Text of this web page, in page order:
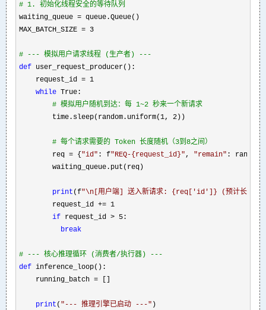
# 1. 初始化线程安全的等待队列
waiting_queue = queue.Queue()
MAX_BATCH_SIZE = 3
# --- 模拟用户请求线程 (生产者) ---
def user_request_producer():
    request_id
= 1
while True:
# 模拟用户随机到达：每 1~2 秒来一个新请求
        time.sleep(random.uniform(1, 2
))
# 每个请求需要的 Token 长度随机（3到8之间）
        req = {
"id" : f"REQ-{request_id}", "remain" :
        waiting_queue.put(req)
print (f"\n[用户端] 送入新请求: {req['id']} (预计长度
        request_id
+= 1
if request_id > 5 :
break
# --- 核心推理循环 (消费者/执行器) ---
def inference_loop():
    running_batch
=
print ( " --- 推理引擎已启动 ---" )